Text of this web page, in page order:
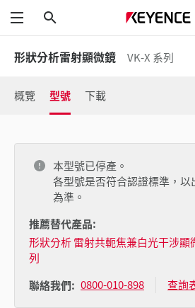
功能表
形狀分析雷射顯微鏡 VK-X 系列
概覽 型號 下載
本型號已停產。
各型號是否符合認證標準，以
為準。
推薦替代產品:
形狀分析 雷射共軛焦兼白光干涉顯
列
聯絡我們: 0800-010-898 查詢